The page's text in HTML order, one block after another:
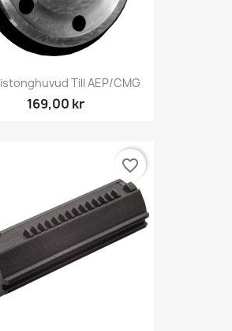
Till AEP/CMG
169,00 kr
favorite_border